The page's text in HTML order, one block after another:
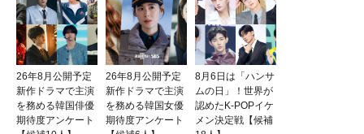
26年8月公開予定
新作ドラマで主演
を務める韓国俳優
期待度アンケート
26年8月公開予定
新作ドラマで主演
を務める韓国女優
期待度アンケート
8月6日は「ハンサ
ムの日」！世界が
認めたK-POPイケ
メン決定戦【候補